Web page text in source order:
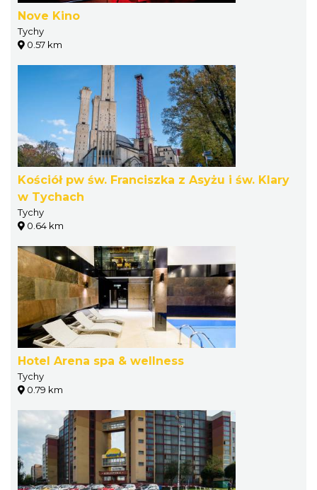
Nove Kino
Tychy
0.57 km
Kościół pw św. Franciszka z Asyżu i św. Klary
w Tychach
Tychy
0.64 km
Hotel Arena spa & wellness
Tychy
0.79 km